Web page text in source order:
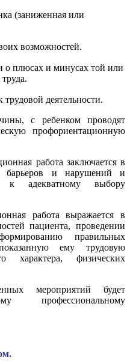
(заниженная или
возможностей.
плюсах и минусах той или
деятельности.
с ребенком проводят
профориентационную
работа заключается в
барьеров и нарушений и
к адекватному выбору
работа выражается в
пациента, проведении
правильных
ему трудовую
характера, физических
мероприятий будет
профессиональному